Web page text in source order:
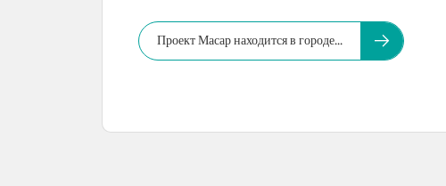
Проект Масар находится в городе...